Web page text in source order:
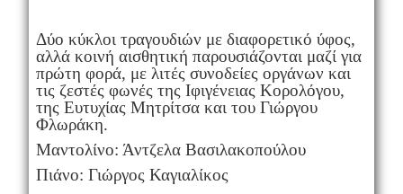
Δύο κύκλοι τραγουδιών με διαφορετικό ύφος,
αλλά κοινή αισθητική παρουσιάζονται μαζί για
πρώτη φορά, με λιτές συνοδείες οργάνων και
τις ζεστές φωνές της Ιφιγένειας Κορολόγου,
της Ευτυχίας Μητρίτσα και του Γιώργου
Φλωράκη.
Μαντολίνο: Άντζελα Βασιλακοπούλου
Πιάνο: Γιώργος Καγιαλίκος